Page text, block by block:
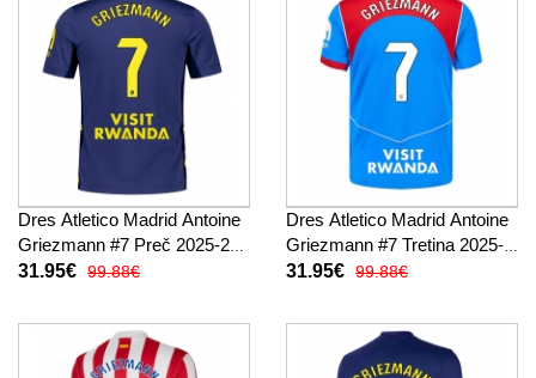
Dres Atletico Madrid Antoine
Griezmann #7 Preč 2025-26
Krátky Rukáv
31.95€ 99.88€
Dres Atletico Madrid Antoine
Griezmann #7 Tretina 2025-
26 Krátky Rukáv
31.95€ 99.88€